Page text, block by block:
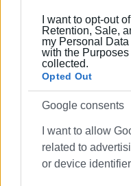
I want to opt-out
Retention, Sale,
my Personal
with the
collected.
Opted Out
Google consents
I want to allow
related to
or device
ΣΧΕΤΙΚA AΡΘΡΑ